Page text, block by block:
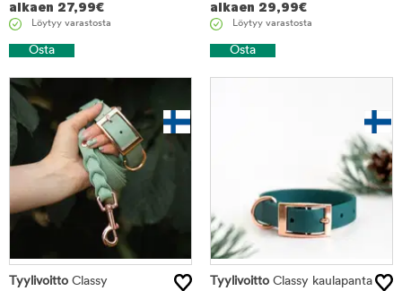
alkaen 27,99€
Löytyy varastosta
Osta
alkaen 29,99€
Löytyy varastosta
Osta
Tyylivoitto Classy
Tyylivoitto Classy kaulapanta